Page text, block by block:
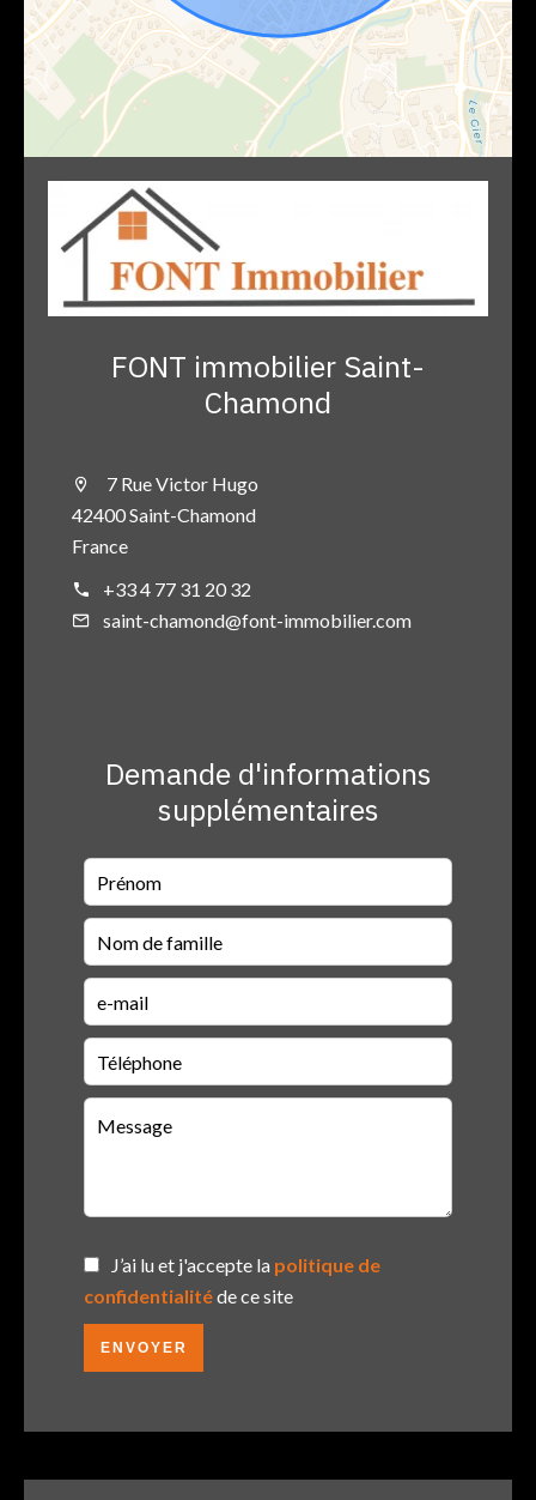
FONT immobilier Saint-
Chamond
7 Rue Victor Hugo
42400 Saint-Chamond
France
+33 4 77 31 20 32
saint-chamond@font-immobilier.com
Demande d'informations
supplémentaires
J’ai lu et j'accepte la politique de
confidentialitéde ce site
ENVOYER